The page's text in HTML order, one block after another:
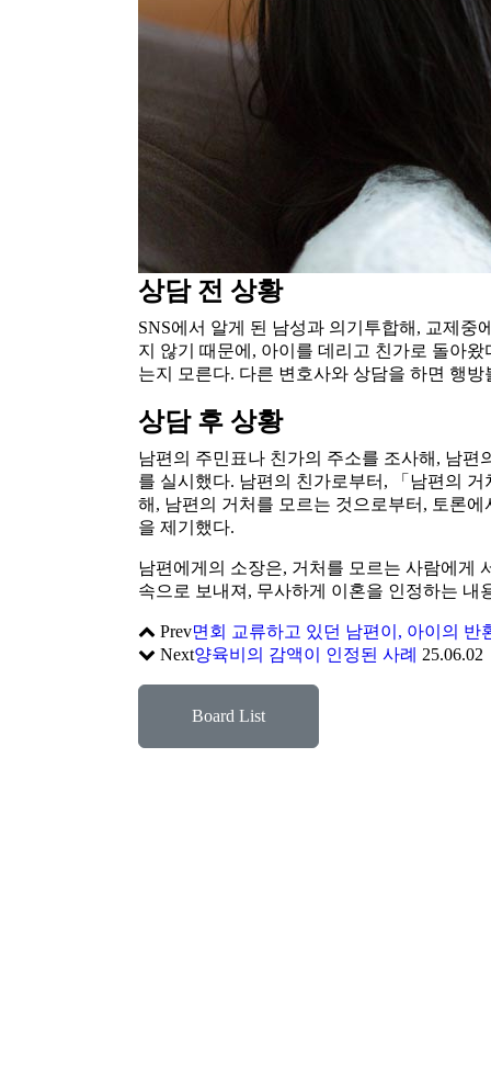
상담 전 상황
SNS에서 알게 된 남성과 의기투합해, 교제
지 않기 때문에, 아이를 데리고 친가로 돌아
는지 모른다. 다른 변호사와 상담을 하면 행
상담 후 상황
남편의 주민표나 친가의 주소를 조사해, 남
를 실시했다. 남편의 친가로부터, 「남편의
해, 남편의 거처를 모르는 것으로부터, 토론
을 제기했다.
남편에게의 소장은, 거처를 모르는 사람에게
속으로 보내져, 무사하게 이혼을 인정하는 내
Prev면회 교류하고 있던 남편이, 아이의 반
Next양육비의 감액이 인정된 사례 25.06.02
Board List